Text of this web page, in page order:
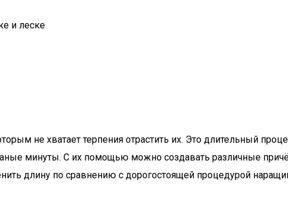
и леске
не хватает терпения отрастить их. Это длительный
минуты. С их помощью можно создавать различные
длину по сравнению с дорогостоящей процедурой